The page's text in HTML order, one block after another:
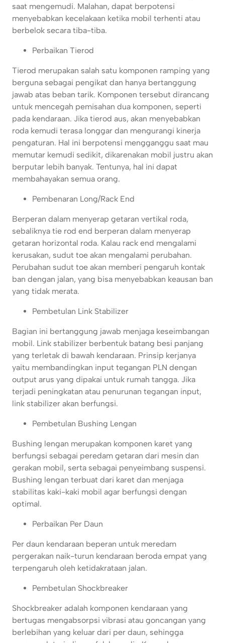
saat mengemudi. Malahan, dapat berpotensi
menyebabkan kecelakaan ketika mobil terhenti atau
berbelok secara tiba-tiba.
Perbaikan Tierod
Tierod merupakan salah satu komponen ramping yang
berguna sebagai pengikat dan hanya bertanggung
jawab atas beban tarik. Komponen tersebut dirancang
untuk mencegah pemisahan dua komponen, seperti
pada kendaraan. Jika tierod aus, akan menyebabkan
roda kemudi terasa longgar dan mengurangi kinerja
pengaturan. Hal ini berpotensi mengganggu saat mau
memutar kemudi sedikit, dikarenakan mobil justru akan
berputar lebih banyak. Tentunya, hal ini dapat
membahayakan semua orang.
Pembenaran Long/Rack End
Berperan dalam menyerap getaran vertikal roda,
sebaliknya tie rod end berperan dalam menyerap
getaran horizontal roda. Kalau rack end mengalami
kerusakan, sudut toe akan mengalami perubahan.
Perubahan sudut toe akan memberi pengaruh kontak
ban dengan jalan, yang bisa menyebabkan keausan ban
yang tidak merata.
Pembetulan Link Stabilizer
Bagian ini bertanggung jawab menjaga keseimbangan
mobil. Link stabilizer berbentuk batang besi panjang
yang terletak di bawah kendaraan. Prinsip kerjanya
yaitu membandingkan input tegangan PLN dengan
output arus yang dipakai untuk rumah tangga. Jika
terjadi peningkatan atau penurunan tegangan input,
link stabilizer akan berfungsi.
Pembetulan Bushing Lengan
Bushing lengan merupakan komponen karet yang
berfungsi sebagai peredam getaran dari mesin dan
gerakan mobil, serta sebagai penyeimbang suspensi.
Bushing lengan terbuat dari karet dan menjaga
stabilitas kaki-kaki mobil agar berfungsi dengan
optimal.
Perbaikan Per Daun
Per daun kendaraan beperan untuk meredam
pergerakan naik-turun kendaraan beroda empat yang
terpengaruh oleh ketidakrataan jalan.
Pembetulan Shockbreaker
Shockbreaker adalah komponen kendaraan yang
bertugas mengabsorpsi vibrasi atau goncangan yang
berlebihan yang keluar dari per daun, sehingga